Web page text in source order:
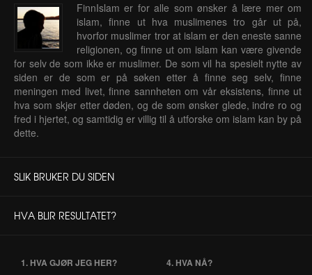
FinnIslam er for alle som ønsker å lære mer om
islam, finne ut hva muslimenes tro går ut på,
hvorfor muslimer tror at islam er den eneste sanne
religionen, og finne ut om islam kan være givende
for selv de som ikke er muslimer. De som vil ha spesielt nytte av
siden er de som er på søken etter å finne seg selv, finne
meningen med livet, finne sannheten om vår eksistens, finne ut
hva som skjer etter døden, og de som ønsker glede, indre ro og
fred i hjertet, og samtidig er villig til å utforske om islam kan by på
dette.
SLIK BRUKER DU SIDEN
HVA BLIR RESULTATET?
1. HVA GJØR JEG HER? 4. HVA NÅ?